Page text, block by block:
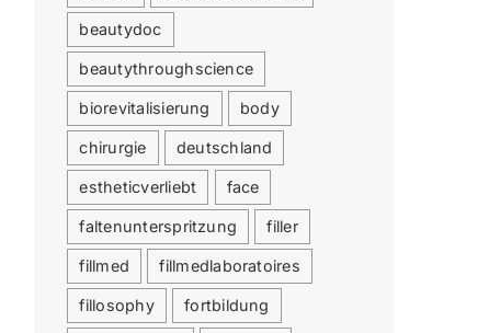
beautydoc
beautythroughscience
biorevitalisierung body
chirurgie deutschland
estheticverliebt face
faltenunterspritzung filler
fillmed fillmedlaboratoires
fillosophy fortbildung